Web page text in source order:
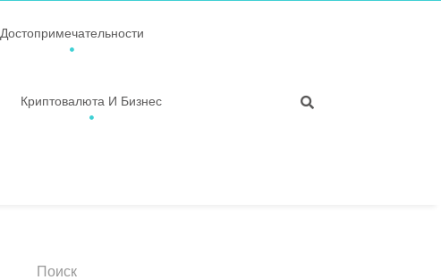
Достопримечательности
Криптовалюта И Бизнес
Поиск